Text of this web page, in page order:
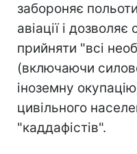
забороняє польоти
авіації і дозволяє
прийняти "всі
(включаючи
іноземну
цивільного
"каддафістів".